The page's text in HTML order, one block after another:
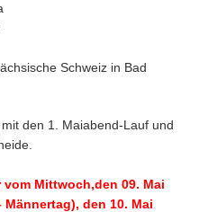
Schweiz in Bad
den 1. Maiabend-Lauf und
Mittwoch,den 09. Mai
den 10. Mai